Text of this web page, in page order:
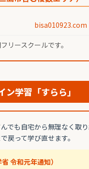
bisa010923.com
リースクールです。
ン学習「すらら」
でも自宅から無理なく取
戻って学び直せます。
令和元年通知）